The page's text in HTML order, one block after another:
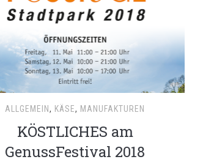
ALLGEMEIN, KÄSE, MANUFAKTUREN
KÖSTLICHES am
GenussFestival 2018